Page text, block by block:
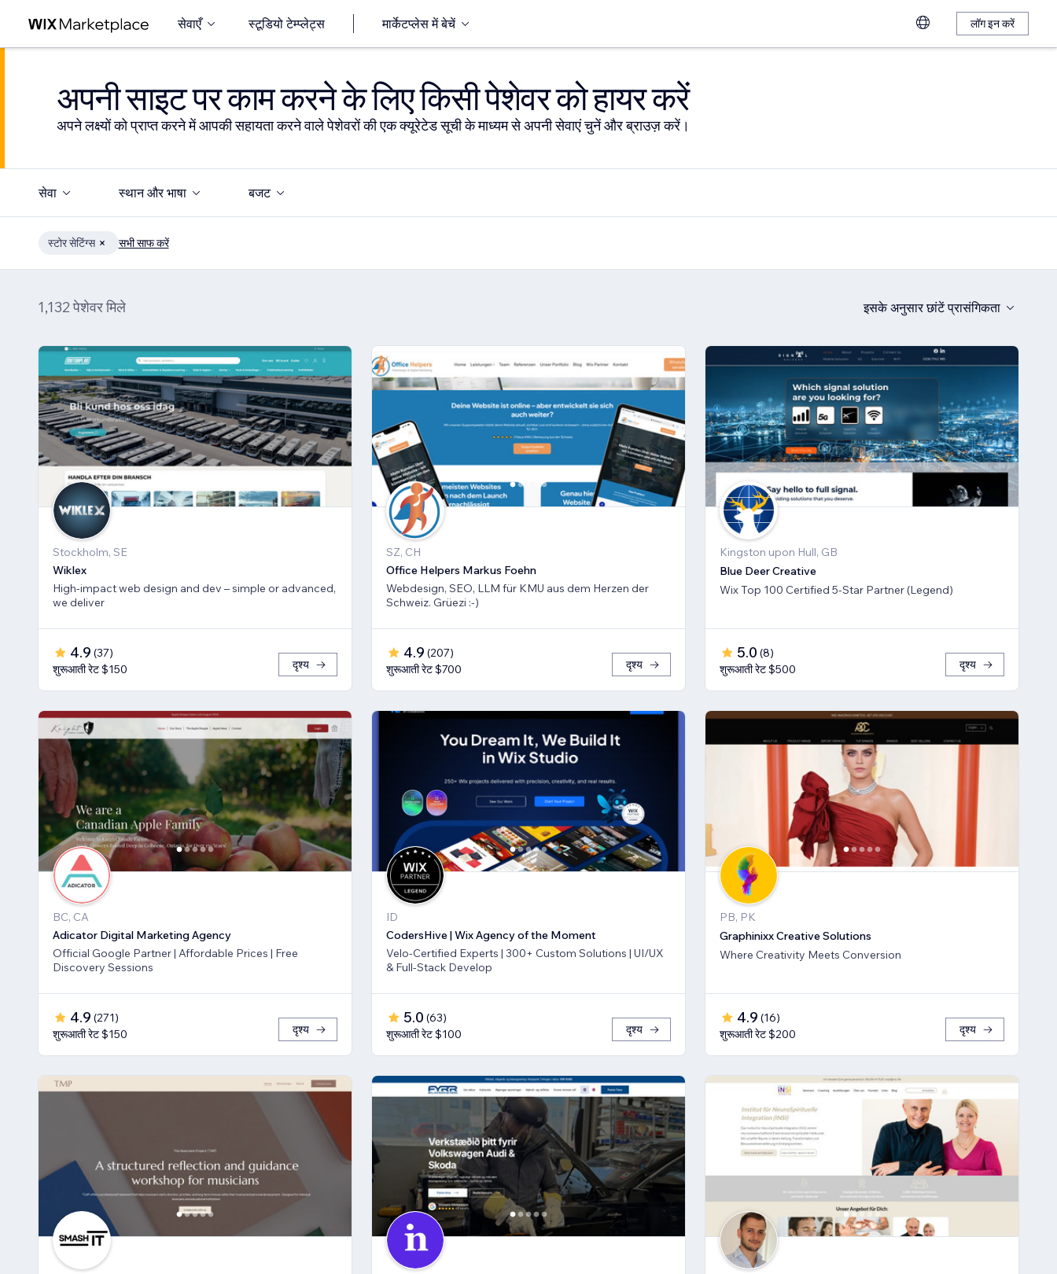
सेवाएँ स्टूडियो टेम्प्लेट्स मार्केटप्लेस में बेचें लॉग इन करें
अपनी साइट पर काम करने के लिए किसी पेशेवर को हायर करें
अपने लक्ष्यों को प्राप्त करने में आपकी सहायता करने वाले पेशेवरों की एक क्यूरेटेड सूची के माध्यम से अपनी सेवाएं चुनें और ब्राउज़ करें।
सेवा स्थान और भाषा बजट
स्टोर सेटिंग्स सभी साफ करें
1,132 पेशेवर मिले इसके अनुसार छांटें प्रासंगिकता
Stockholm, SE
Wiklex
High-impact web design and dev – simple or advanced,
we deliver
4.9 (37)
शुरूआती रेट $150
दृश्य
SZ, CH
Office Helpers Markus Foehn
Webdesign, SEO, LLM für KMU aus dem Herzen der
Schweiz. Grüezi :-)
4.9 (207)
शुरूआती रेट $700
दृश्य
Kingston upon Hull, GB
Blue Deer Creative
Wix Top 100 Certified 5-Star Partner (Legend)
5.0 (8)
शुरूआती रेट $500
दृश्य
BC, CA
Adicator Digital Marketing Agency
Official Google Partner | Affordable Prices | Free
Discovery Sessions
4.9 (271)
शुरूआती रेट $150
दृश्य
ID
CodersHive | Wix Agency of the Moment
Velo-Certified Experts | 300+ Custom Solutions | UI/UX
& Full-Stack Develop
5.0 (63)
शुरूआती रेट $100
दृश्य
PB, PK
Graphinixx Creative Solutions
Where Creativity Meets Conversion
4.9 (16)
शुरूआती रेट $200
दृश्य